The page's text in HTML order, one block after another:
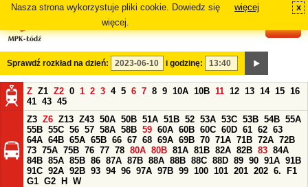
Nasza strona wykorzystuje pliki cookie. Dowiedz się
więcej.
więcej x
Sprawdź rozkład na dzień: i godzinę:
Z Z1 Z2 0 1 2 3 4 5 6 7 8 9 10A 10B 11 12 13 14 15 16
41 43 45
Z3 Z6 Z13 Z43 50A 50B 51A 51B 52 53A 53C 53B 54B 55A
55B 55C 56 57 58A 58B 59 60A 60B 60C 60D 61 62 63
64A 64B 65A 65B 66 67 68 69A 69B 70 71A 71B 72A 72B
73 75A 75B 76 77 78 80A 80B 81A 81B 82A 82B 83 84A
84B 85A 85B 86 87A 87B 88A 88B 88C 88D 89 90 91A 91B
91C 92A 92B 93 94 96 97A 97B 99 100 101 201 202 6.
F1
G1 G2 H
W